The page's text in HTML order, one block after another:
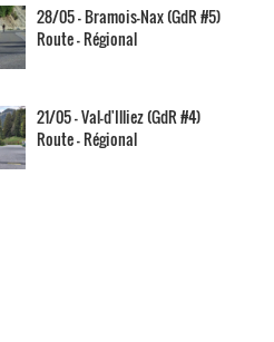
28/05 - Bramois-Nax (GdR #5)
Route - Régional
21/05 - Val-d'Illiez (GdR #4)
Route - Régional